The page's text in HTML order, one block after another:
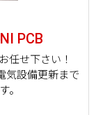
PCB
任せ下さい！
気設備更新まで
。